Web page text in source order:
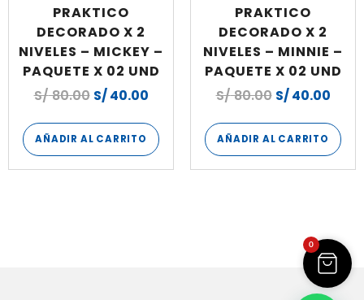
PRAKTICO
DECORADO X 2
NIVELES – MICKEY –
PAQUETE X 02 UND
S/80.00 S/40.00
AÑADIR AL CARRITO
PRAKTICO
DECORADO X 2
NIVELES – MINNIE –
PAQUETE X 02 UND
S/80.00 S/40.00
AÑADIR AL CARRITO
0